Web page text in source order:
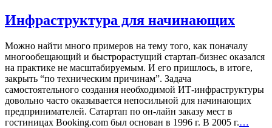
Инфраструктура для начинающих
Можно найти много примеров на тему того, как поначалу
многообещающий и быстрорастущий стартап-бизнес оказался
на практике не масштабируемым. И его пришлось, в итоге,
закрыть “по техническим причинам”. Задача
самостоятельного создания необходимой ИТ-инфраструктуры
довольно часто оказывается непосильной для начинающих
предпринимателей. Сатартап по он-лайн заказу мест в
гостиницах Booking.com был основан в 1996 г. В 2005 г.…